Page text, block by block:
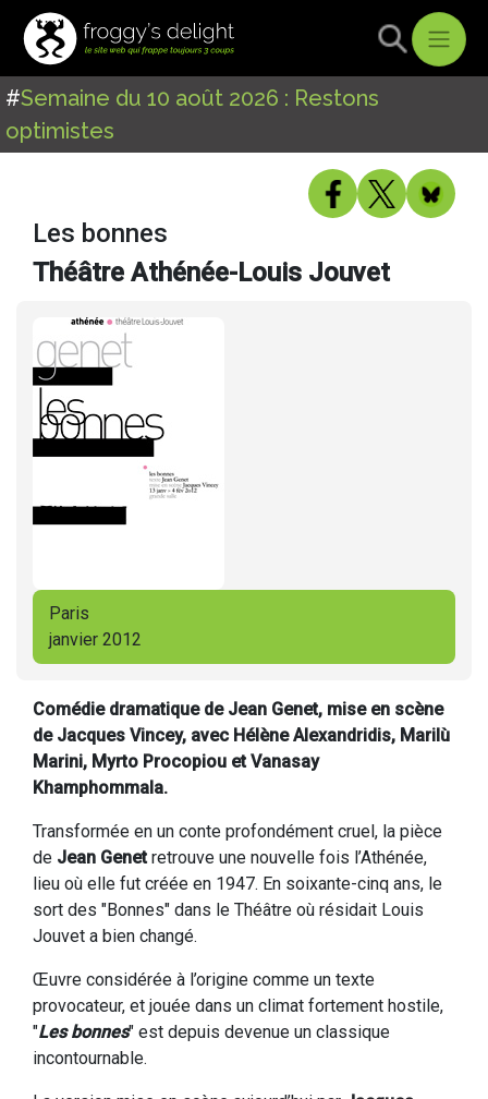
#Semaine du 10 août 2026 : Restons
optimistes
Les bonnes
Théâtre Athénée-Louis Jouvet
Paris
janvier 2012
Comédie dramatique de Jean Genet, mise en scène
de Jacques Vincey, avec Hélène Alexandridis, Marilù
Marini, Myrto Procopiou et Vanasay
Khamphommala.
Transformée en un conte profondément cruel, la pièce
de Jean Genetretrouve une nouvelle fois l’Athénée,
lieu où elle fut créée en 1947. En soixante-cinq ans, le
sort des "Bonnes" dans le Théâtre où résidait Louis
Jouvet a bien changé.
Œuvre considérée à l’origine comme un texte
provocateur, et jouée dans un climat fortement hostile,
"Les bonnes" est depuis devenue un classique
incontournable.